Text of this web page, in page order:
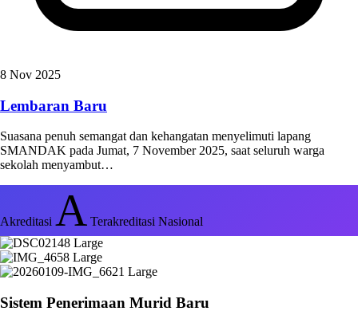
8 Nov 2025
Lembaran Baru
Suasana penuh semangat dan kehangatan menyelimuti lapang
SMANDAK pada Jumat, 7 November 2025, saat seluruh warga
sekolah menyambut…
Akreditasi A Terakreditasi Nasional
Sistem Penerimaan Murid Baru